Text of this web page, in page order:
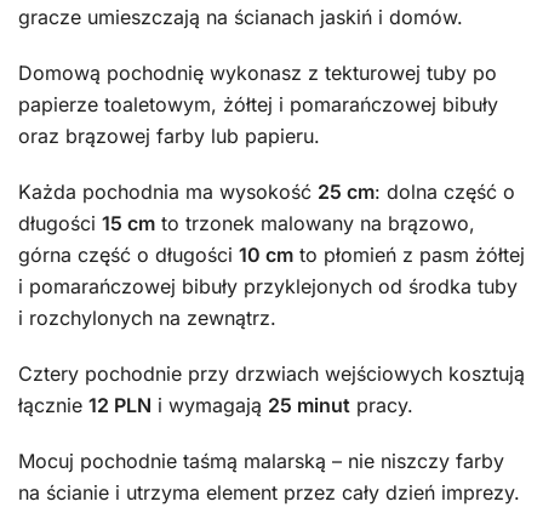
gracze umieszczają na ścianach jaskiń i domów.
Domową pochodnię wykonasz z tekturowej tuby po
papierze toaletowym, żółtej i pomarańczowej bibuły
oraz brązowej farby lub papieru.
Każda pochodnia ma wysokość 25 cm: dolna część o
długości 15 cm to trzonek malowany na brązowo,
górna część o długości 10 cm to płomień z pasm żółtej
i pomarańczowej bibuły przyklejonych od środka tuby
i rozchylonych na zewnątrz.
Cztery pochodnie przy drzwiach wejściowych kosztują
łącznie 12 PLN i wymagają 25 minut pracy.
Mocuj pochodnie taśmą malarską – nie niszczy farby
na ścianie i utrzyma element przez cały dzień imprezy.